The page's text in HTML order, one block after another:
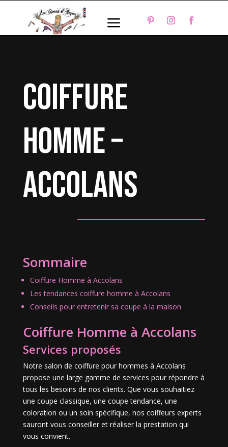
a
coiffure
homme –
Accolans
Sommaire
Coiffure Homme à Accolans
Les tendances coiffure homme à Accolans
Conseils pour entretenir sa coupe à la maison
Coiffure Homme à Accolans
Services proposés
Notre salon de coiffure pour hommes à Accolans
propose une large gamme de services pour répondre à
tous les besoins de nos clients. Que vous souhaitiez
une coupe classique, une coupe tendance, une
coloration ou un soin spécifique, nos coiffeurs experts
sauront vous conseiller et réaliser la prestation qui
vous convient.